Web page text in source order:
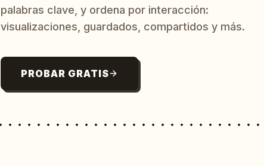
palabras clave, y ordena por interacción:
visualizaciones, guardados, compartidos y más.
PROBAR GRATIS